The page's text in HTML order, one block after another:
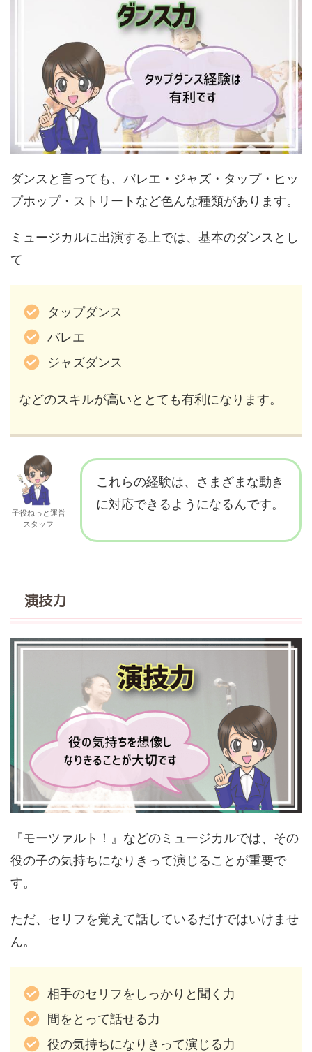
ダンスと言っても、バレエ・ジャズ・タップ・ヒッ
プホップ・ストリートなど色んな種類があります。
ミュージカルに出演する上では、基本のダンスとし
て
タップダンス
バレエ
ジャズダンス
などのスキルが高いととても有利になります。
子役ねっと運営
スタッフ
これらの経験は、さまざまな動き
に対応できるようになるんです。
演技力
『モーツァルト！』などのミュージカルでは、その
役の子の気持ちになりきって演じることが重要で
す。
ただ、セリフを覚えて話しているだけではいけませ
ん。
相手のセリフをしっかりと聞く力
間をとって話せる力
役の気持ちになりきって演じる力